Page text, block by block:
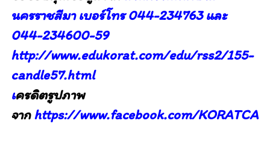
นครราชสีมา เบอร์โทร 044-234763 และ
044-234600-59
http://www.edukorat.com/edu/rss2/155-
candle57.html
เครดิตรูปภาพ
จาก https://www.facebook.com/